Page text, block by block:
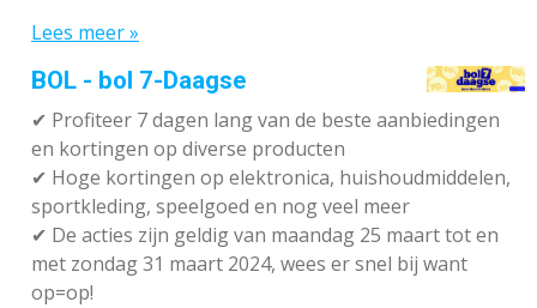
Lees meer »
BOL - bol 7-Daagse
✔ Profiteer 7 dagen lang van de beste aanbiedingen
en kortingen op diverse producten
✔ Hoge kortingen op elektronica, huishoudmiddelen,
sportkleding, speelgoed en nog veel meer
✔ De acties zijn geldig van maandag 25 maart tot en
met zondag 31 maart 2024, wees er snel bij want
op=op!